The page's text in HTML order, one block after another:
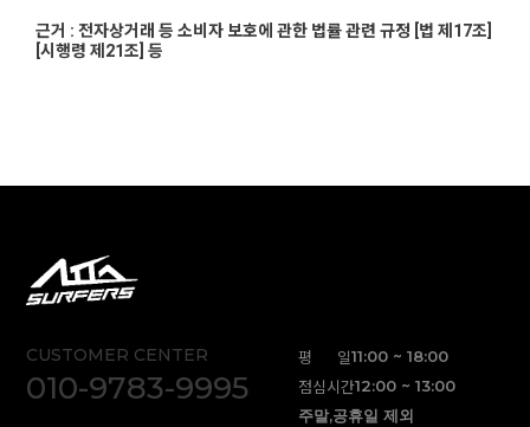
근거 : 전자상거래 등 소비자 보호에 관한 법률 관련 규정 [법 제17조]
[시행령 제21조] 등
CUSTOMER CENTER
010-9783-9995
평 일11:00 ~ 18:00
점심시간12:00 ~ 13:00
주말,공휴일 제외